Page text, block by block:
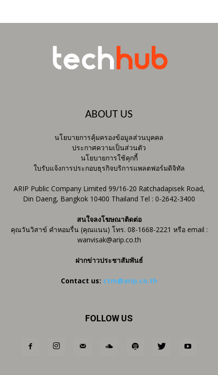
ABOUT US
นโยบายการคุ้มครองข้อมูลส่วนบุคคล
ประกาศความเป็นส่วนตัว
นโยบายการใช้คุกกี้
ใบรับแจ้งการประกอบธุรกิจบริการแพลตฟอร์มดิจิทัล
ARIP Public Company Limited 99/16-20 Ratchadapisek Road,
Din Daeng, Bangkok 10400 Thailand Tel : 0-2642-3400
สนใจลงโฆษณาติดต่อ
คุณวันวิสาข์ คำหอมรื่น (คุณแนน) โทร. 08-1668-2221 หรือ email :
wanvisak@arip.co.th
ฝากข่าวประชาสัมพันธ์
Contact us: ctm@arip.co.th
FOLLOW US